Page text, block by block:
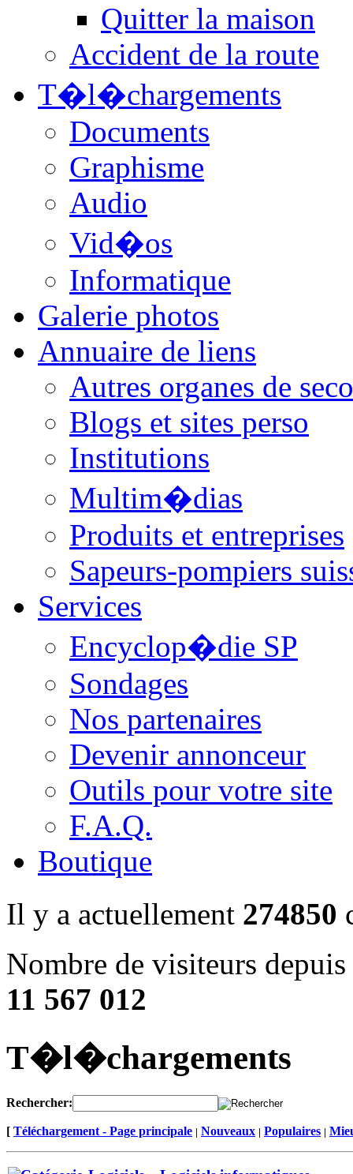
Quitter la maison
Accident de la route
T�l�chargements
Documents
Graphisme
Audio
Vid�os
Informatique
Galerie photos
Annuaire de liens
Autres organes de
Blogs et sites perso
Institutions
Multim�dias
Produits et entreprises
Sapeurs-pompiers
Services
Encyclop�die SP
Sondages
Nos partenaires
Devenir annonceur
Outils pour votre site
F.A.Q.
Boutique
Il y a actuellement 274850
Nombre de visiteurs
11 567 012
T�l�chargements
Rechercher:
[ Téléchargement - Page principale | Nouveaux | Populaires |